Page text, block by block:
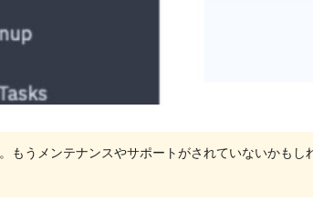
。もうメンテナンスやサポートがされていないかもし